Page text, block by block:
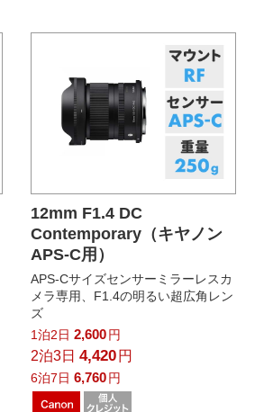
12mm F1.4 DC
Contemporary（キヤノン
APS-C用）
APS-Cサイズセンサーミラーレスカ
メラ専用、F1.4の明るい超広角レン
ズ
1泊2日 2,600円
2泊3日 4,420 円
6泊7日 6,760円